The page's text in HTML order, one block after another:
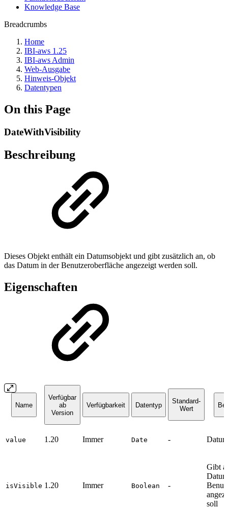
Knowledge Base
Breadcrumbs
Home
IBI-aws 1.25
IBI-aws Admin
Web-Ausgabe
Hinweis-Objekt
Datentypen
On this Page
DateWithVisibility
Beschreibung
Dieses Objekt enthält ein Datumsobjekt und gibt zusätzlich an, ob
das Datum in der Benutzeroberfläche angezeigt werden soll.
Eigenschaften
Name
Verfügbar
ab
Version
Verfügbarkeit Datentyp
Standard-
Wert
value 1.20 Immer Date -
isVisible 1.20 Immer Boolean -
Gibt
soll